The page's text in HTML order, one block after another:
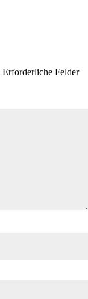
Erforderliche Felder